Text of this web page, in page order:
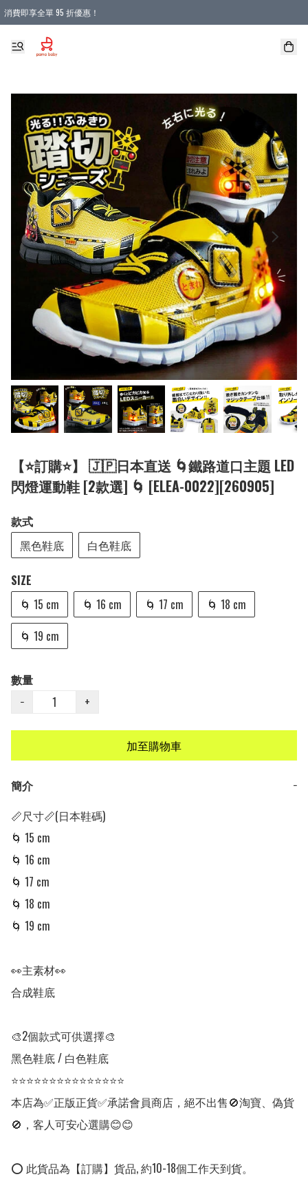
消費即享全單 95 折優惠！
購物滿 HKD 900.00即享免運費優惠！（適用於 本地送貨、本地取貨 )
【⭐訂購⭐】 🇯🇵日本直送 🌀鐵路道口主題 LED
閃燈運動鞋 [2款選] 🌀 [ELEA-0022][260905]
款式
黑色鞋底
白色鞋底
SIZE
🌀 15 cm
🌀 16 cm 🌀 17 cm
🌀 18 cm
🌀 19 cm
數量
−
+
加至購物車
簡介
−
📏尺寸📏(日本鞋碼)
🌀 15 cm
🌀 16 cm
🌀 17 cm
🌀 18 cm
🌀 19 cm
👀主素材👀
合成鞋底
🎨2個款式可供選擇🎨
黑色鞋底 / 白色鞋底
⭐⭐⭐⭐⭐⭐⭐⭐⭐⭐⭐⭐⭐⭐⭐
本店為✅正版正貨✅承諾會員商店，絕不出售🚫淘寶、偽貨
🚫，客人可安心選購😊😊
⭕ 此貨品為【訂購】貨品, 約10-18個工作天到貨。